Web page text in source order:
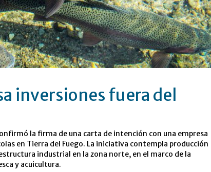
inversiones fuera del
la firma de una carta de intención con una empresa
en Tierra del Fuego. La iniciativa contempla producción
industrial en la zona norte, en el marco de la
y acuicultura.